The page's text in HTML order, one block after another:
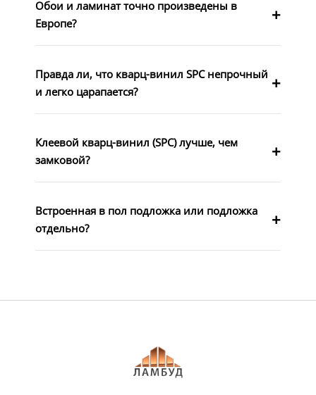
Обои и ламинат точно произведены в
Европе?
Правда ли, что кварц-винил SPC непрочный
и легко царапается?
Клеевой кварц-винил (SPC) лучше, чем
замковой?
Встроенная в пол подложка или подложка
отдельно?